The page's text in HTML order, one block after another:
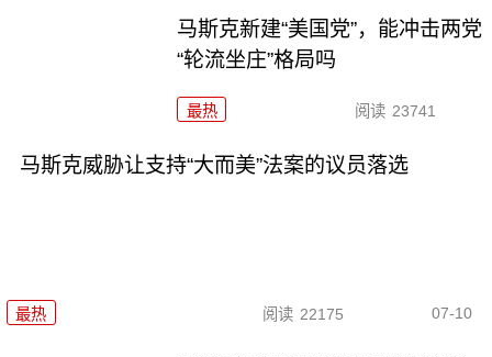
马斯克新建“美国党”，能冲击两党
“轮流坐庄”格局吗
最热 阅读 23741
马斯克威胁让支持“大而美”法案的议员落选
最热 阅读 22175 07-10